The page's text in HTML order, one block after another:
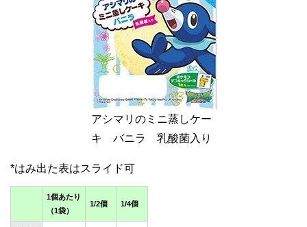
アシマリのミニ蒸しケー
キ バニラ 乳酸菌入り
1個あたり
（1袋）
1/2個 1/4個